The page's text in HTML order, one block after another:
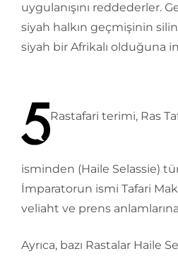
uygulanışını reddederler.
siyah halkın geçmişinin
siyah bir Afrikalı olduğuna
Rastafari terimi, Ras
isminden (Haile Selassie)
İmparatorun ismi Tafari
veliaht ve prens
Ayrıca, bazı Rastalar Haile